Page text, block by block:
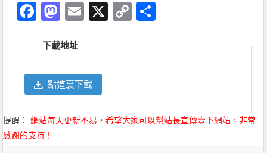
Facebook
Mastodon
Email
X
Copy
下載地址
點這裏下載
提醒：
網站每天更新不易，希望大家可以幫站長宣傳壹下網站，非常
感謝的支持！